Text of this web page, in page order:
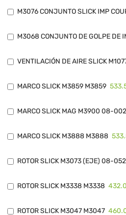
M3076 CONJUNTO SLICK IMP
M3068 CONJUNTO DE GOLPE DE
VENTILACIÓN DE AIRE SLICK
MARCO SLICK M3859 M3859
MARCO SLICK MAG M3900 08-
MARCO SLICK M3888 M3888
ROTOR SLICK M3073 (EJE) 08-
ROTOR SLICK M3338 M3338
ROTOR SLICK M3047 M3047